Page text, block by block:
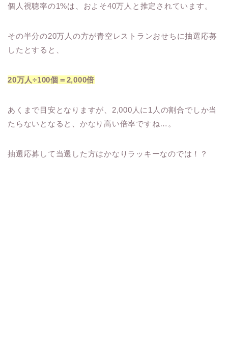
個人視聴率の1%は、およそ40万人と推定されています。
その半分の20万人の方が青空レストランおせちに抽選応募
したとすると、
20万人÷100個＝2,000倍
あくまで目安となりますが、2,000人に1人の割合でしか当
たらないとなると、かなり高い倍率ですね…。
抽選応募して当選した方はかなりラッキーなのでは！？